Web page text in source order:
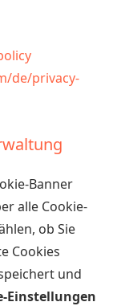
de/privacy-
Banner
alle Cookie-
ob Sie
Cookies
und
Einstellungen